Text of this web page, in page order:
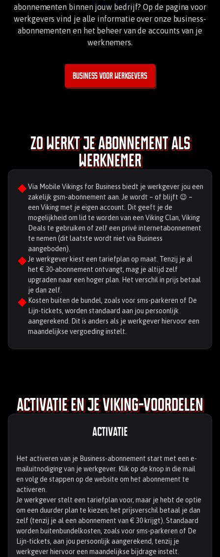
abonnementen binnen jouw bedrijf? Op de pagina voor
werkgevers vind je alle informatie over onze business-
abonnementen en het beheer van de accounts van je
werknemers.
Business voor werkgevers
Zo werkt je abonnement als
werknemer
Via Mobile Vikings for Business biedt je werkgever jou een
zakelijk gsm-abonnement aan. Je wordt – of blijft 😉 –
een Viking met je eigen account. Dit geeft je de
mogelijkheid om lid te worden van een Viking Clan, Viking
Deals te gebruiken of zelf een privé internetabonnement
te nemen (dit laatste wordt niet via Business
aangeboden).
Je werkgever kiest een tariefplan op maat. Tenzij je al
het € 30-abonnement ontvangt, mag je altijd zelf
upgraden naar een hoger plan. Het verschil in prijs betaal
je dan zelf.
Kosten buiten de bundel, zoals voor sms-parkeren of De
Lijn-tickets, worden standaard aan jou persoonlijk
aangerekend. Dit is anders als je werkgever hiervoor een
maandelijkse vergoeding instelt.
Activatie en je Viking-voordelen
Activatie
Het activeren van je Business-abonnement start met een e-
mailuitnodiging van je werkgever. Klik op de knop in die mail
en volg de stappen op de website om het abonnement te
activeren.
Je werkgever stelt een tariefplan voor, maar je hebt de optie
om een duurder plan te kiezen; het prijsverschil betaal je dan
zelf (tenzij je al een abonnement van € 30 krijgt). Standaard
worden buitenbundelkosten, zoals voor sms-parkeren of De
Lijn-tickets, aan jou persoonlijk aangerekend, tenzij je
werkgever hiervoor een maandelijkse bijdrage instelt.